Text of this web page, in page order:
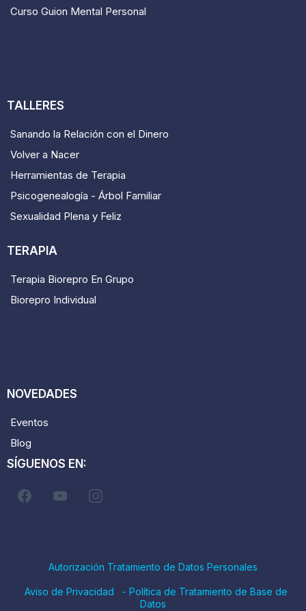
Curso Guion Mental Personal
TALLERES
Sanando la Relación con el Dinero
Volver a Nacer
Herramientas de Terapia
Psicogenealogía - Árbol Familiar
Sexualidad Plena y Feliz
TERAPIA
Terapia Biorepro En Grupo
Biorepro Individual
NOVEDADES
Eventos
Blog
SÍGUENOS EN:
Autorización Tratamiento de Datos Personales
Aviso de Privacidad - Política de Tratamiento de Base de
Datos